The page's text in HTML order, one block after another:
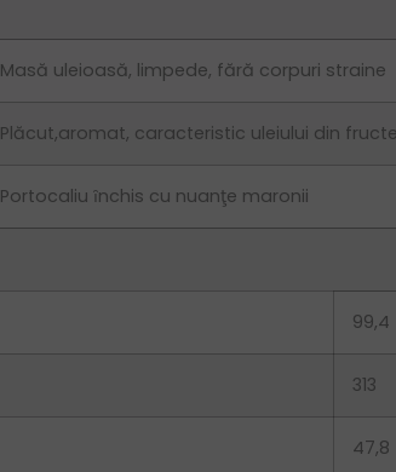
Masă uleioasă, limpede, fără corpuri straine
Plăcut,aromat, caracteristic uleiului din
Portocaliu ȋnchis cu nuanţe maronii
99,4
313
47,8